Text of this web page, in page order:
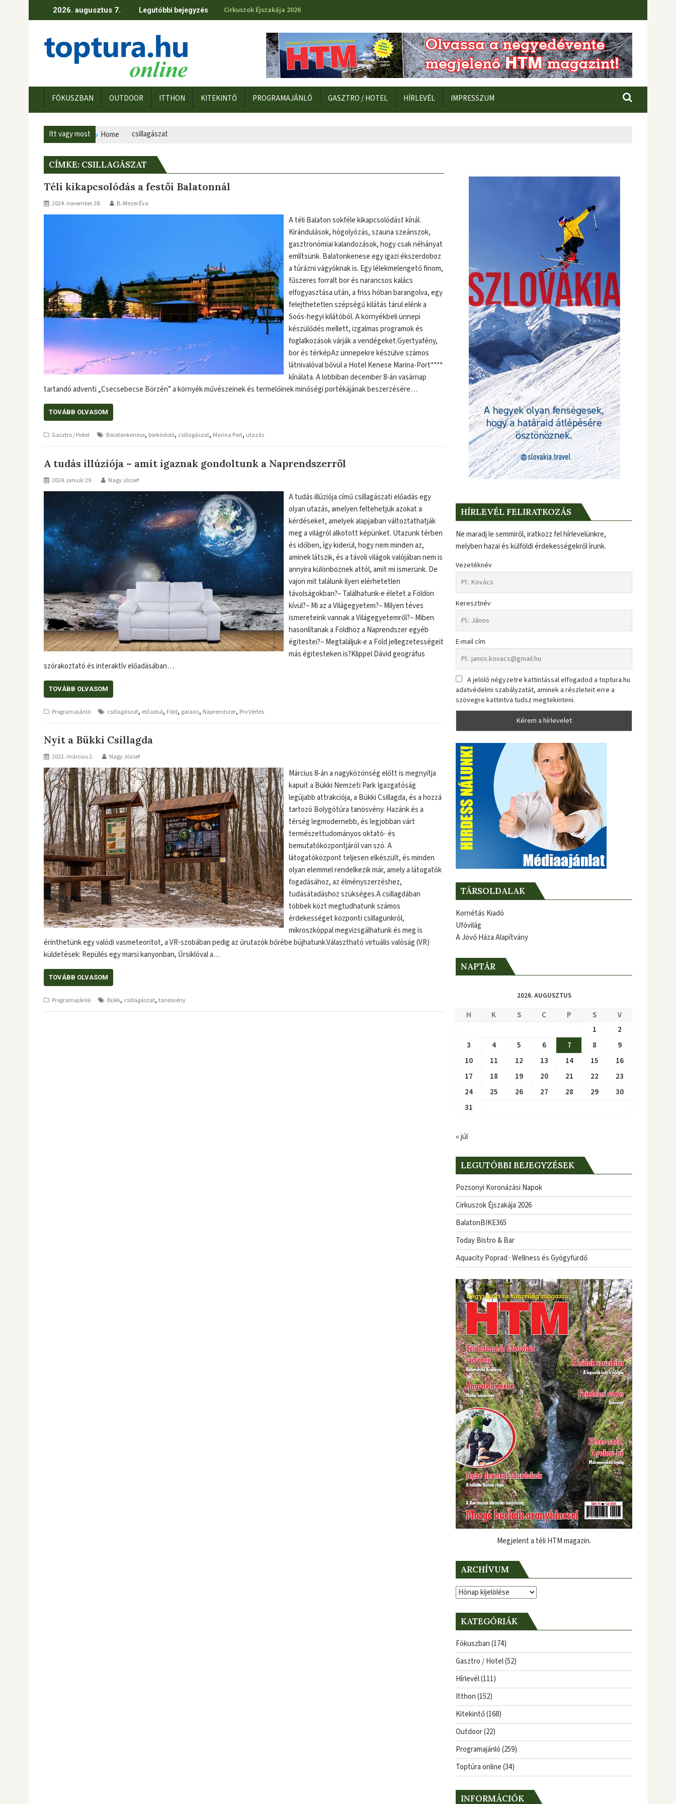
2026. augusztus 7. Legutóbbi bejegyzés Cirkuszok Éjszakája 2026
FÓKUSZBAN OUTDOOR ITTHON KITEKINTŐ PROGRAMAJÁNLÓ GASZTRO / HOTEL HÍRLEVÉL IMPRESSZUM
Itt vagy most Home csillagászat
CÍMKE: CSILLAGÁSZAT
Téli kikapcsolódás a festői Balatonnál
2024. november 28. B. Mezei Éva
A téli Balaton sokféle kikapcsolódást kínál.
Kirándulások, hógolyózás, szauna szeánszok,
gasztronómiai kalandozások, hogy csak néhányat
említsünk. Balatonkenese egy igazi ékszerdoboz
a túrázni vágyóknak is. Egy lélekmelengető finom,
fűszeres forralt bor és narancsos kalács
elfogyasztása után, a friss hóban barangolva, egy
felejthetetlen szépségű kilátás tárul elénk a
Soós-hegyi kilátóból. A környékbeli ünnepi
készülődés mellett, izgalmas programok és
foglalkozások várják a vendégeket.Gyertyafény,
bor és térképAz ünnepekre készülve számos
látnivalóval bővül a Hotel Kenese Marina-Port****
kínálata. A lobbiban december 8-án vasárnap
tartandó adventi „Csecsebecse Börzén” a környék művészeinek és termelőinek minőségi portékájának beszerzésére…
TOVÁBB OLVASOM
Gasztro / Hotel Balatonkenese, borkóstoló, csillagászat, Marina Port, utazás
A tudás illúziója – amit igaznak gondoltunk a Naprendszerről
2024. január 29. Nagy József
A tudás illúziója című csillagászati előadás egy
olyan utazás, amelyen feltehetjük azokat a
kérdéseket, amelyek alapjaiban változtathatják
meg a világról alkotott képünket. Utazunk térben
és időben, így kiderül, hogy nem minden az,
aminek látszik, és a távoli világok valójában nem is
annyira különböznek attól, amit mi ismerünk. De
vajon mit találunk ilyen elérhetetlen
távolságokban?– Találhatunk-e életet a Földön
kívül?– Mi az a Világegyetem?– Milyen téves
ismereteink vannak a Világegyetemről?– Miben
hasonlítanak a Földhöz a Naprendszer egyéb
égitestei?– Megtaláljuk-e a Föld jellegzetességeit
más égitesteken is?Klippel Dávid geográfus
szórakoztató és interaktív előadásában…
TOVÁBB OLVASOM
Programajánló csillagászat, előadsá, Föld, galaxis, Naprendszer, Pro Vértes
Nyit a Bükki Csillagda
2022. március 2. Nagy József
Március 8-án a nagyközönség előtt is megnyitja
kapuit a Bükki Nemzeti Park Igazgatóság
legújabb attrakciója, a Bükki Csillagda, és a hozzá
tartozó Bolygótúra tanösvény. Hazánk és a
térség legmodernebb, és legjobban várt
természettudományos oktató- és
bemutatóközpontjáról van szó. A
látogatóközpont teljesen elkészült, és minden
olyan elemmel rendelkezik már, amely a látogatók
fogadásához, az élményszerzéshez,
tudásátadáshoz szükséges.A csillagdában
többek közt megtudhatunk számos
érdekességet központi csillagunkról,
mikroszkóppal megvizsgálhatunk és meg is
érinthetünk egy valódi vasmeteoritot, a VR-szobában pedig az űrutazók bőrébe bújhatunk.Választható virtuális valóság (VR)
küldetések: Repülés egy marsi kanyonban, Űrsiklóval a…
TOVÁBB OLVASOM
Programajánló Bükk, csillagászat, tanösvény
HÍRLEVÉL FELIRATKOZÁS
Ne maradj le semmiről, iratkozz fel hírlevelünkre,
melyben hazai és külföldi érdekességekről írunk.
Vezetéknév
Keresztnév
E-mail cím
A jelölő négyzetre kattintással elfogadod a toptura.hu
adatvédelmi szabályzatát, aminek a részleteit erre a
szövegre kattintva tudsz megtekinteni.
TÁRSOLDALAK
Kornétás Kiadó
Ufóvilág
A Jövő Háza Alapítvány
NAPTÁR
2026. AUGUSZTUS
H K S C P S
V
1
2
3
4 5 6 7 8
9
10
11 12 13 14 15
16
17
18 19 20 21 22
23
24
25 26 27 28 29
30
31
« júl
LEGUTÓBBI BEJEGYZÉSEK
Pozsonyi Koronázási Napok
Cirkuszok Éjszakája 2026
BalatonBIKE365
Today Bistro & Bar
Aquacity Poprad · Wellness és Gyógyfürdő
Megjelent a téli HTM magazin.
ARCHÍVUM
Archívum
KATEGÓRIÁK
Fókuszban(174)
Gasztro / Hotel(52)
Hírlevél(111)
Itthon(152)
Kitekintő(168)
Outdoor(22)
Programajánló(259)
Toptúra online(34)
INFORMÁCIÓK